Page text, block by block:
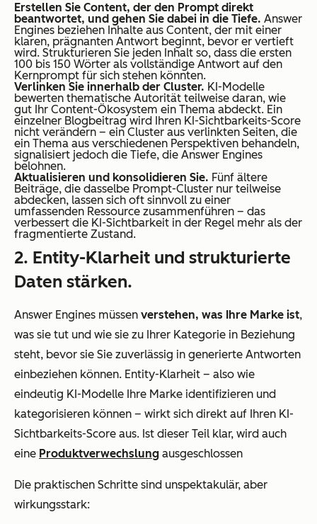
Erstellen Sie Content, der den Prompt direkt
beantwortet, und gehen Sie dabei in die Tiefe. Answer
Engines beziehen Inhalte aus Content, der mit einer
klaren, prägnanten Antwort beginnt, bevor er vertieft
wird. Strukturieren Sie jeden Inhalt so, dass die ersten
100 bis 150 Wörter als vollständige Antwort auf den
Kernprompt für sich stehen könnten.
Verlinken Sie innerhalb der Cluster. KI-Modelle
bewerten thematische Autorität teilweise daran, wie
gut Ihr Content-Ökosystem ein Thema abdeckt. Ein
einzelner Blogbeitrag wird Ihren KI-Sichtbarkeits-Score
nicht verändern – ein Cluster aus verlinkten Seiten, die
ein Thema aus verschiedenen Perspektiven behandeln,
signalisiert jedoch die Tiefe, die Answer Engines
belohnen.
Aktualisieren und konsolidieren Sie. Fünf ältere
Beiträge, die dasselbe Prompt-Cluster nur teilweise
abdecken, lassen sich oft sinnvoll zu einer
umfassenden Ressource zusammenführen – das
verbessert die KI-Sichtbarkeit in der Regel mehr als der
fragmentierte Zustand.
2. Entity-Klarheit und strukturierte
Daten stärken.
Answer Engines müssen verstehen, was Ihre Marke ist,
was sie tut und wie sie zu Ihrer Kategorie in Beziehung
steht, bevor sie Sie zuverlässig in generierte Antworten
einbeziehen können. Entity-Klarheit – also wie
eindeutig KI-Modelle Ihre Marke identifizieren und
kategorisieren können – wirkt sich direkt auf Ihren KI-
Sichtbarkeits-Score aus. Ist dieser Teil klar, wird auch
eine Produktverwechslung ausgeschlossen
Die praktischen Schritte sind unspektakulär, aber
wirkungsstark: